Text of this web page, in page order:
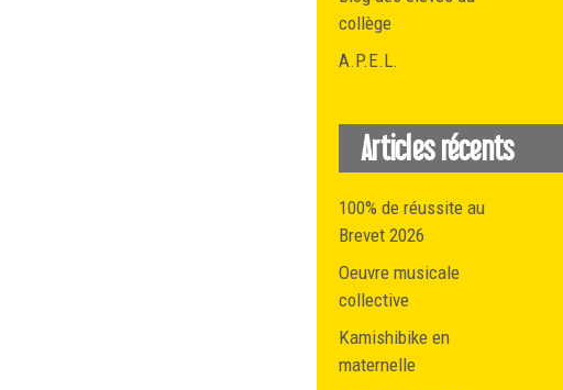
collège
A.P.E.L.
Articles récents
100% de réussite au
Brevet 2026
Oeuvre musicale
collective
Kamishibike en
maternelle